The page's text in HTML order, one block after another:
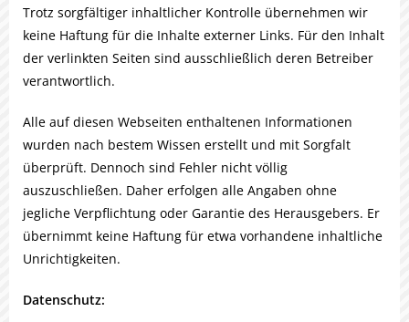
Trotz sorgfältiger inhaltlicher Kontrolle übernehmen wir
keine Haftung für die Inhalte externer Links. Für den Inhalt
der verlinkten Seiten sind ausschließlich deren Betreiber
verantwortlich.
Alle auf diesen Webseiten enthaltenen Informationen
wurden nach bestem Wissen erstellt und mit Sorgfalt
überprüft. Dennoch sind Fehler nicht völlig
auszuschließen. Daher erfolgen alle Angaben ohne
jegliche Verpflichtung oder Garantie des Herausgebers. Er
übernimmt keine Haftung für etwa vorhandene inhaltliche
Unrichtigkeiten.
Datenschutz: